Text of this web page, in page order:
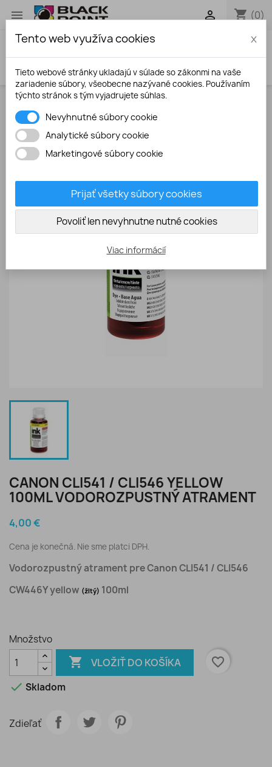
 shopping_cart (0)

search
CLI546 yellow 100ml vodorozpustný atrament
CANON CLI541 / CLI546 YELLOW
100ML VODOROZPUSTNÝ ATRAMENT
4,00 €
Cena je konečná. Nie sme platci DPH.
Vodorozpustný atrament pre Canon CLI541 / CLI546
CW446Y yellow (žltý) 100ml
Množstvo
 VLOŽIŤ DO KOŠÍKA
favorite_border
 Skladom
Zdieľať
Tento web využíva cookies x
Tieto webové stránky ukladajú v súlade so zákonmi na vaše
zariadenie súbory, všeobecne nazývané cookies. Používaním
týchto stránok s tým vyjadrujete súhlas.
Nevyhnutné súbory cookie
Analytické súbory cookie
Marketingové súbory cookie
Prijať všetky súbory cookies
Povoliť len nevyhnutne nutné cookies
Viac informácií